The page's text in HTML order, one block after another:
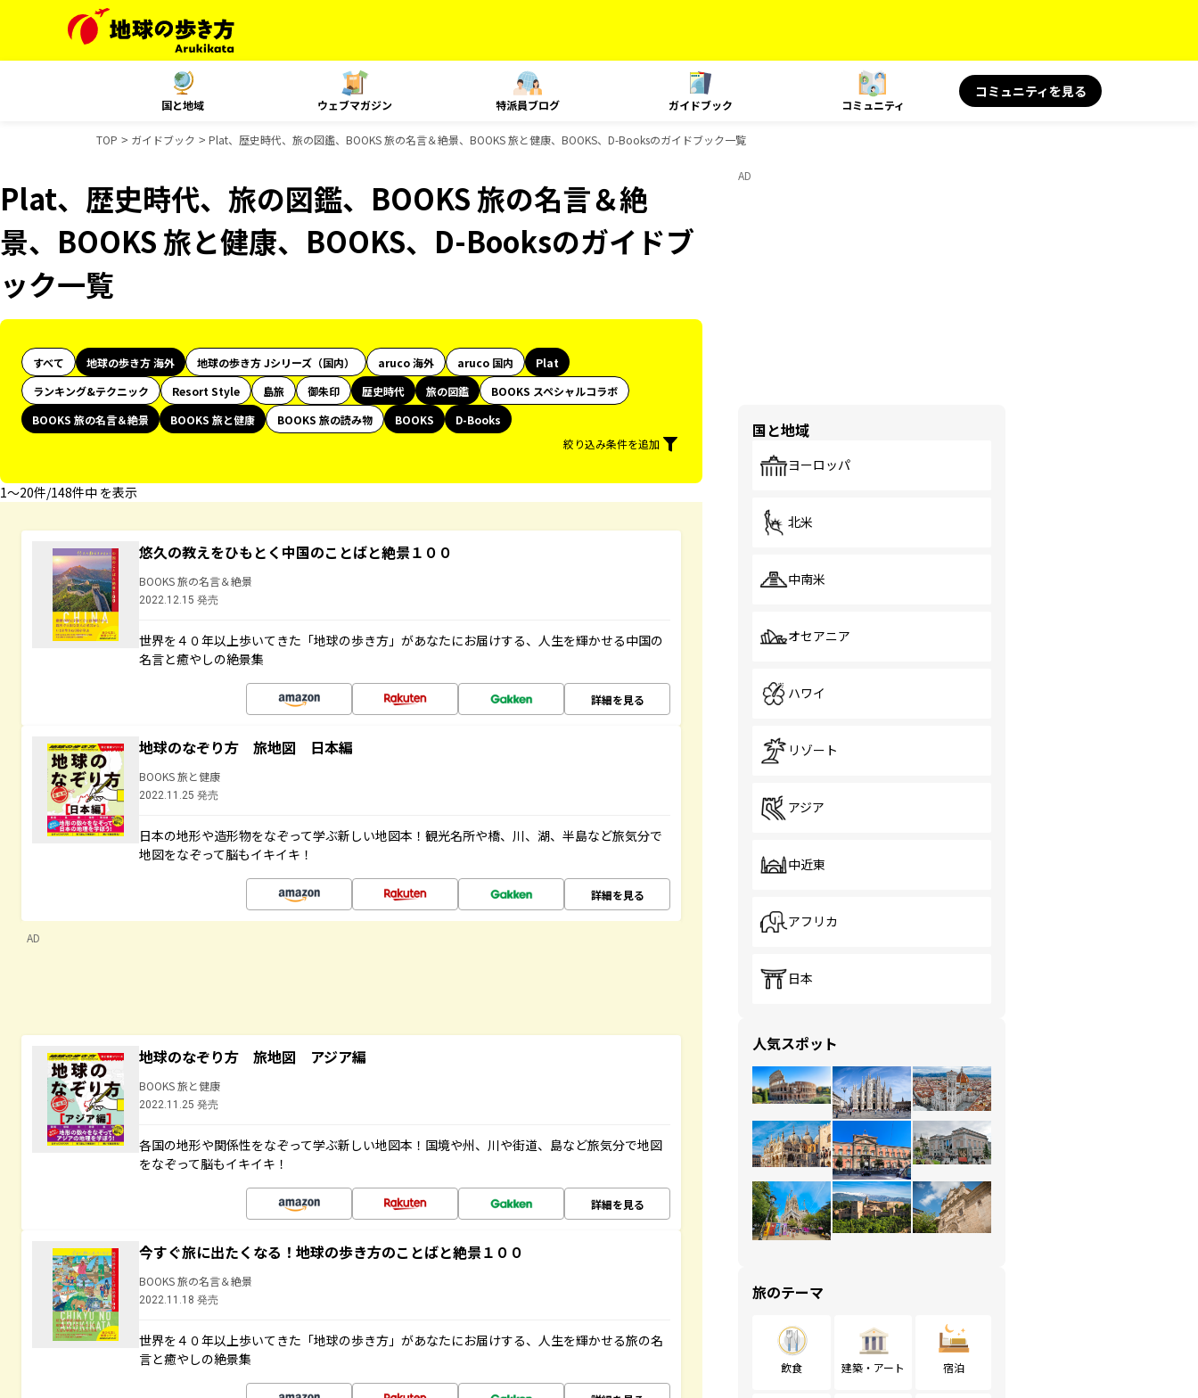
国と地域 ウェブマガジン 特派員ブログ ガイドブック コミュニティ
コミュニティを見る
TOP ガイドブック Plat、歴史時代、旅の図鑑、BOOKS 旅の名言＆絶景、BOOKS 旅と健康、BOOKS、D-Booksのガイドブック一覧
Plat、歴史時代、旅の図鑑、BOOKS 旅の名言＆絶
景、BOOKS 旅と健康、BOOKS、D-Booksのガイドブ
ック一覧
すべて 地球の歩き方 海外 地球の歩き方 Jシリーズ（国内） aruco 海外 aruco 国内
Plat
ランキング&テクニック
Resort Style 島旅 御朱印 歴史時代 旅の図鑑
BOOKS スペシャルコラボ
BOOKS 旅の名言＆絶景
BOOKS 旅と健康 BOOKS 旅の読み物 BOOKS
D-Books
絞り込み条件を追加
1〜20件/148件中 を表示
悠久の教えをひもとく中国のことばと絶景１００
BOOKS 旅の名言＆絶景
2022.12.15 発売
世界を４０年以上歩いてきた「地球の歩き方」があなたにお届けする、人生を輝かせる中国の
名言と癒やしの絶景集
詳細を見る
地球のなぞり方 旅地図 日本編
BOOKS 旅と健康
2022.11.25 発売
日本の地形や造形物をなぞって学ぶ新しい地図本！観光名所や橋、川、湖、半島など旅気分で
地図をなぞって脳もイキイキ！
詳細を見る
AD
地球のなぞり方 旅地図 アジア編
BOOKS 旅と健康
2022.11.25 発売
各国の地形や関係性をなぞって学ぶ新しい地図本！国境や州、川や街道、島など旅気分で地図
をなぞって脳もイキイキ！
詳細を見る
今すぐ旅に出たくなる！地球の歩き方のことばと絶景１００
BOOKS 旅の名言＆絶景
2022.11.18 発売
世界を４０年以上歩いてきた「地球の歩き方」があなたにお届けする、人生を輝かせる旅の名
言と癒やしの絶景集
AD
国と地域
ヨーロッパ
北米
中南米
オセアニア
ハワイ
リゾート
アジア
中近東
アフリカ
日本
人気スポット
旅のテーマ
飲食 建築・アート 宿泊